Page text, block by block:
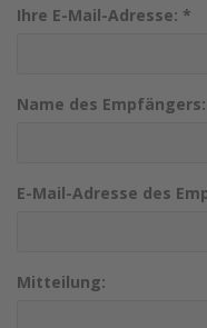
Ihre E-Mail-Adresse: *
Name des Empfängers:
E-Mail-Adresse des
Mitteilung: